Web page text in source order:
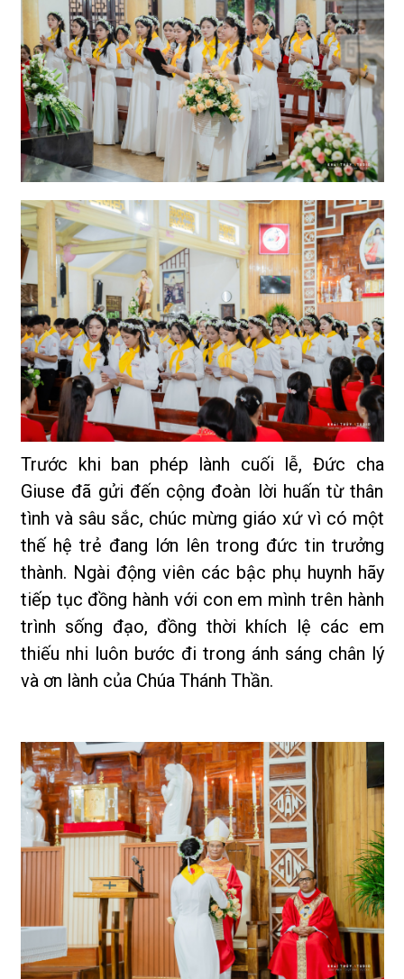
Trước khi ban phép lành cuối lễ, Đức cha
Giuse đã gửi đến cộng đoàn lời huấn từ thân
tình và sâu sắc, chúc mừng giáo xứ vì có một
thế hệ trẻ đang lớn lên trong đức tin trưởng
thành. Ngài động viên các bậc phụ huynh hãy
tiếp tục đồng hành với con em mình trên hành
trình sống đạo, đồng thời khích lệ các em
thiếu nhi luôn bước đi trong ánh sáng chân lý
và ơn lành của Chúa Thánh Thần.